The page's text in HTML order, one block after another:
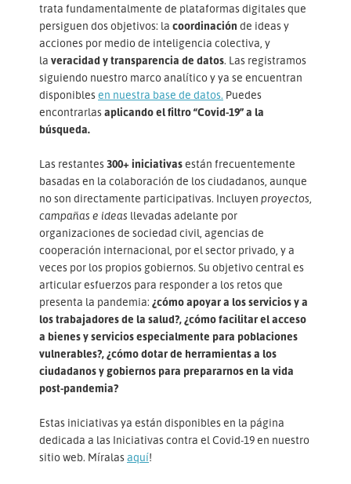
trata fundamentalmente de plataformas digitales que
persiguen dos objetivos: la coordinación de ideas y
acciones por medio de inteligencia colectiva, y
la veracidad y transparencia de datos. Las registramos
siguiendo nuestro marco analítico y ya se encuentran
disponiblesen nuestra base de datos. Puedes
encontrarlasaplicando el filtro “Covid-19” a la
búsqueda.
Las restantes300+ iniciativasestán frecuentemente
basadas en la colaboración de los ciudadanos, aunque
no son directamente participativas. Incluyen proyectos,
campañas e ideas llevadas adelante por
organizaciones de sociedad civil, agencias de
cooperación internacional, por el sector privado, y a
veces por los propios gobiernos. Su objetivo central es
articular esfuerzos para responder a los retos que
presenta la pandemia: ¿cómo apoyar a los servicios y a
los trabajadores de la salud?, ¿cómo facilitar el acceso
a bienes y servicios especialmente para poblaciones
vulnerables?, ¿cómo dotar de herramientas a los
ciudadanos y gobiernos para prepararnos en la vida
post-pandemia?
Estas iniciativas ya están disponibles en la página
dedicada a las Iniciativas contra el Covid-19 en nuestro
sitio web. Míralasaquí!